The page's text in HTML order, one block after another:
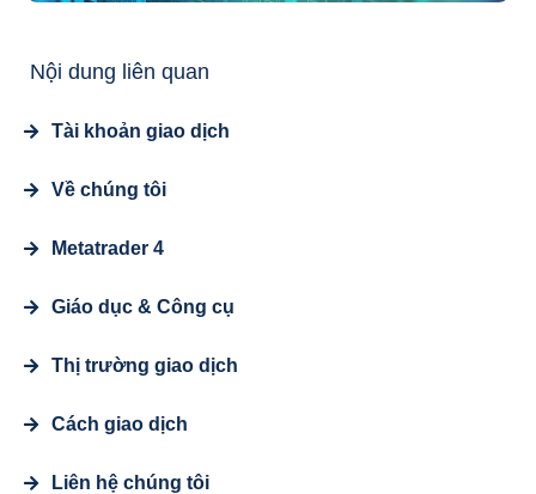
Nội dung liên quan
Tài khoản giao dịch
Về chúng tôi
Metatrader 4
Giáo dục & Công cụ
Thị trường giao dịch
Cách giao dịch
Liên hệ chúng tôi